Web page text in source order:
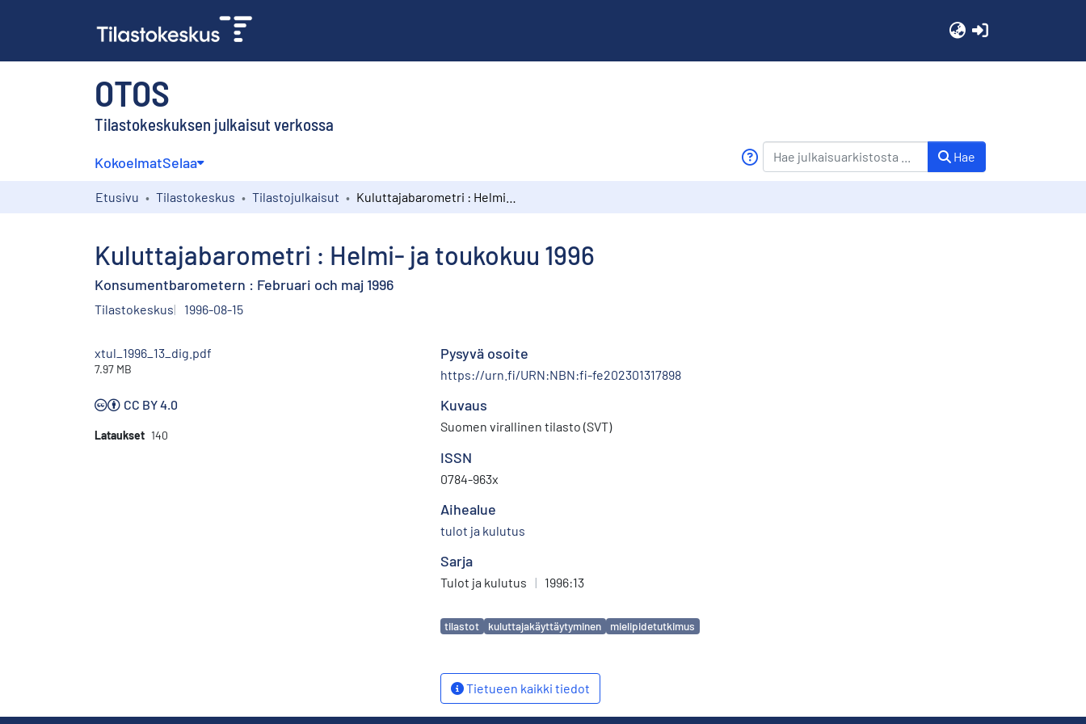
OTOS
Tilastokeskuksen julkaisut verkossa
KokoelmatSelaa Hae
Etusivu Tilastokeskus Tilastojulkaisut
Kuluttajabarometri : Helmi- ja toukokuu 1996
Konsumentbarometern : Februari och maj 1996
Tilastokeskus 1996-08-15
xtul_1996_13_dig.pdf
7.97 MB
CC BY 4.0
Lataukset 140
Pysyvä osoite
https://urn.fi/URN:NBN:fi-fe202301317898
Kuvaus
Suomen virallinen tilasto (SVT)
ISSN
0784-963x
Aihealue
tulot ja kulutus
Sarja
Tulot ja kulutus | 1996:13
Avainsanat
tilastot kuluttajakäyttäytyminen mielipidetutkimus
Tietueen kaikki tiedot